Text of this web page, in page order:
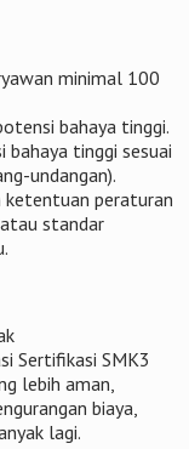
minimal 100
bahaya tinggi.
tinggi sesuai
undangan).
peraturan
standar
Sertifikasi SMK3
lebih aman,
biaya,
lagi.